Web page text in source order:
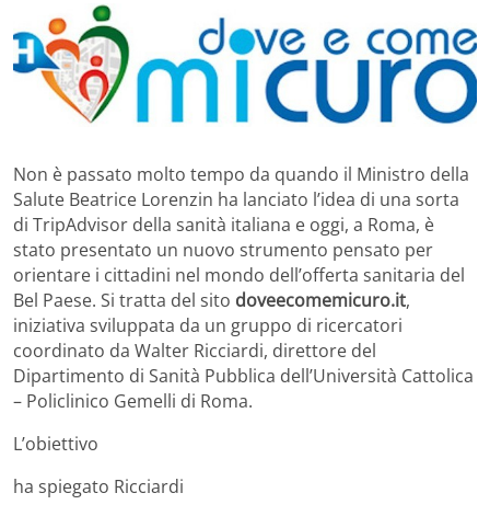
Non è passato molto tempo da quando il Ministro della
Salute Beatrice Lorenzin ha lanciato l’idea di una sorta
di TripAdvisor della sanità italiana e oggi, a Roma, è
stato presentato un nuovo strumento pensato per
orientare i cittadini nel mondo dell’offerta sanitaria del
Bel Paese. Si tratta del sito doveecomemicuro.it,
iniziativa sviluppata da un gruppo di ricercatori
coordinato da Walter Ricciardi, direttore del
Dipartimento di Sanità Pubblica dell’Università Cattolica
– Policlinico Gemelli di Roma.
L’obiettivo
ha spiegato Ricciardi